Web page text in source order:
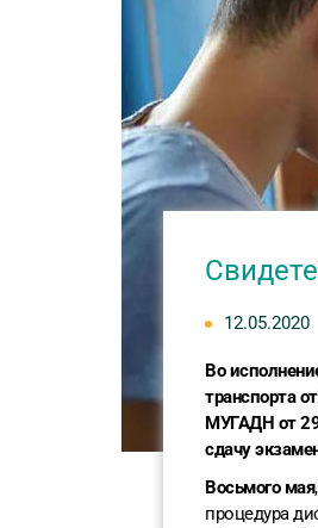
12.05.2020
Во
транспорта
МУГАДН от
сдачу
Восьмого мая
процедура